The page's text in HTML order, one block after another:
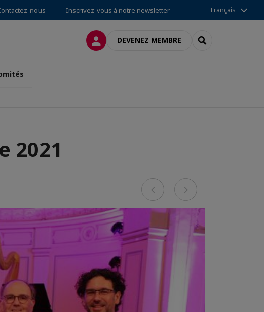
nous Inscrivez-vous à notre newsletter Français
CONNEXIONDEVENEZ MEMBRE RECHERCHER
2021
Previous